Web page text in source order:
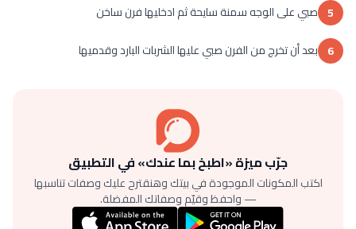
5 صبي على الوجه سمنة سايحة ثم ادخليها فرن ساخن
6 بعد أن تخرج من الفرن صبي عليها الشربات البارد وقدميها
جرّب ميزة «اطبخ بما عندك» في التطبيق
اكتب المكونات الموجودة في بيتك وهنقترح عليك وصفات تناسبها
— واحفظ وقيّم وصفاتك المفضلة.